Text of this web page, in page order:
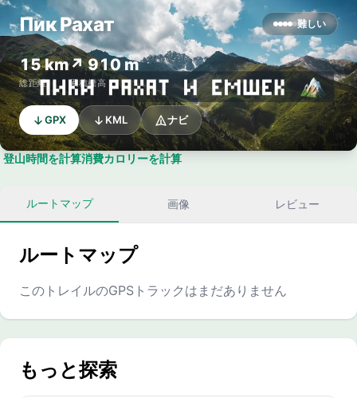
Пик Рахат 難しい
15 km
総距離
↗ 910 m
累積標高
GPX KML ナビ
登山時間を計算消費カロリーを計算
ルートマップ 画像 レビュー
ルートマップ
このトレイルのGPSトラックはまだありません
もっと探索